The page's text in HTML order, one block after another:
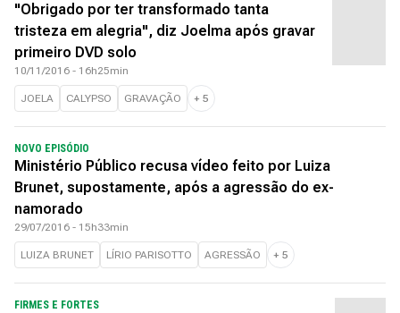
"Obrigado por ter transformado tanta
tristeza em alegria", diz Joelma após gravar
primeiro DVD solo
10/11/2016 - 16h25min
JOELA CALYPSO GRAVAÇÃO + 5
NOVO EPISÓDIO
Ministério Público recusa vídeo feito por Luiza
Brunet, supostamente, após a agressão do ex-
namorado
29/07/2016 - 15h33min
LUIZA BRUNET LÍRIO PARISOTTO AGRESSÃO + 5
FIRMES E FORTES